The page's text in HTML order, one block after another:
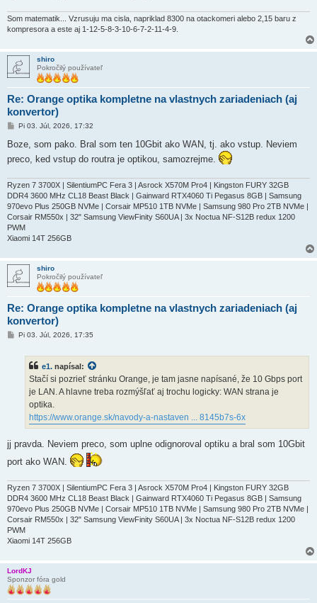
Som matematik... Vzrusuju ma cisla, napriklad 8300 na otackomeri alebo 2,15 baru z
kompresora a este aj 1-12-5-8-3-10-6-7-2-11-4-9.
shiro
Pokročilý používateľ
Re: Orange optika kompletne na vlastnych zariadeniach (aj
konvertor)
P
í
p
o
k
Pi 03. Júl, 2026, 17:32
Boze, som pako. Bral som ten 10Gbit ako WAN, tj. ako vstup. Neviem
preco, ked vstup do routra je optikou, samozrejme.
Ryzen 7 3700X | SilentiumPC Fera 3 | Asrock X570M Pro4 | Kingston FURY 32GB
DDR4 3600 MHz CL18 Beast Black | Gainward RTX4060 Ti Pegasus 8GB | Samsung
970evo Plus 250GB NVMe | Corsair MP510 1TB NVMe | Samsung 980 Pro 2TB NVMe |
Corsair RM550x | 32" Samsung ViewFinity S60UA | 3x Noctua NF-S12B redux 1200
PWM
Xiaomi 14T 256GB
shiro
Pokročilý používateľ
Re: Orange optika kompletne na vlastnych zariadeniach (aj
konvertor)
PPi 03. Júl, 2026, 17:35
e1. napísal:
Stačí si pozrieť stránku Orange, je tam jasne napísané, že 10 Gbps port
je LAN. A hlavne treba rozmýšľať aj trochu logicky: WAN strana je
optika.
https://www.orange.sk/navody-a-nastaven ... 8145b7s-6x
jj pravda. Neviem preco, som uplne odignoroval optiku a bral som 10Gbit
port ako WAN.
Ryzen 7 3700X | SilentiumPC Fera 3 | Asrock X570M Pro4 | Kingston FURY 32GB
DDR4 3600 MHz CL18 Beast Black | Gainward RTX4060 Ti Pegasus 8GB | Samsung
970evo Plus 250GB NVMe | Corsair MP510 1TB NVMe | Samsung 980 Pro 2TB NVMe |
Corsair RM550x | 32" Samsung ViewFinity S60UA | 3x Noctua NF-S12B redux 1200
PWM
Xiaomi 14T 256GB
LordKJ
Sponzor fóra gold